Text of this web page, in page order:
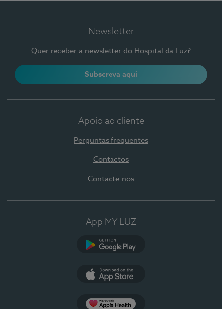
Newsletter
Quer receber a newsletter do Hospital da Luz?
Subscreva aqui
Apoio ao cliente
Perguntas frequentes
Contactos
Contacte-nos
App MY LUZ